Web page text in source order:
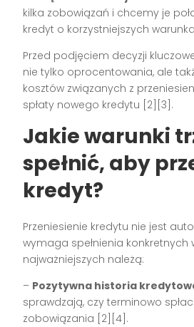
kilka zobowiązań i chcemy je
kredyt o korzystniejszych
Przed podjęciem decyzji
nie tylko oprocentowania, ale
kosztów związanych z
spłaty nowego kredytu [2][3].
Jakie warunki
spełnić, aby
kredyt?
Przeniesienie kredytu nie jest
wymaga spełnienia konkretnych
najważniejszych należą:
– Pozytywna historia
sprawdzają, czy terminowo
zobowiązania [2][4].